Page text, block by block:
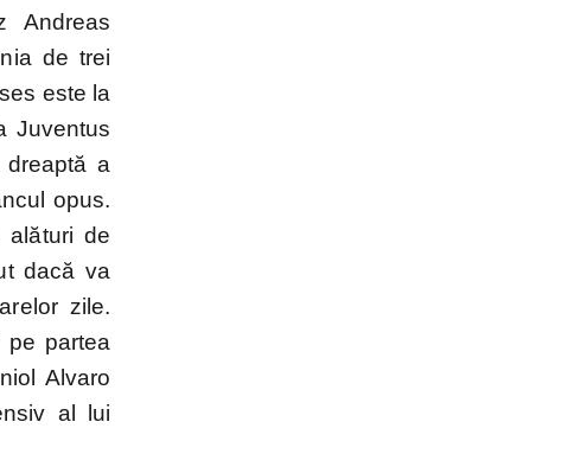
Andreas
de trei
este la
Juventus
a
opus.
alături de
dacă va
zile.
pe partea
Alvaro
al lui